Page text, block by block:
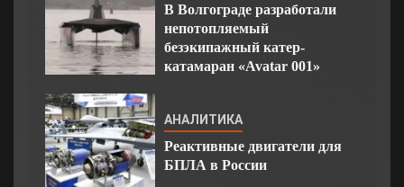
В Волгограде разработали
непотопляемый
безэкипажный катер-
катамаран «Avatar 001»
АНАЛИТИКА
Реактивные двигатели для
БПЛА в России